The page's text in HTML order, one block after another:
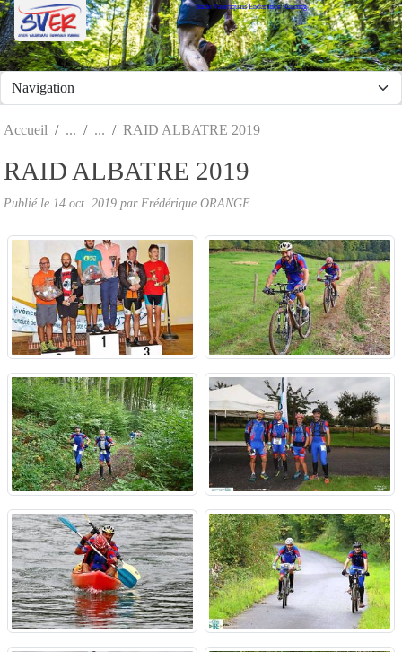
Stade Valeriquais Endurance Running
Accueil RAID ALBATRE 2019
RAID ALBATRE 2019
Publié le 14 oct. 2019 par Frédérique ORANGE
Panneau de gestion des cookies